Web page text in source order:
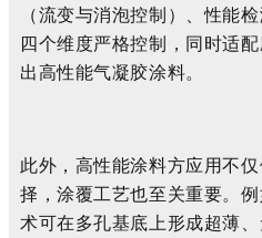
（流变与消泡控制）、性能
四个维度严格控制，同时适
出高性能气凝胶涂料。
此外， 高性能涂料方应用不
择，涂覆工艺也至关重要。
术可在多孔基底上形成超薄